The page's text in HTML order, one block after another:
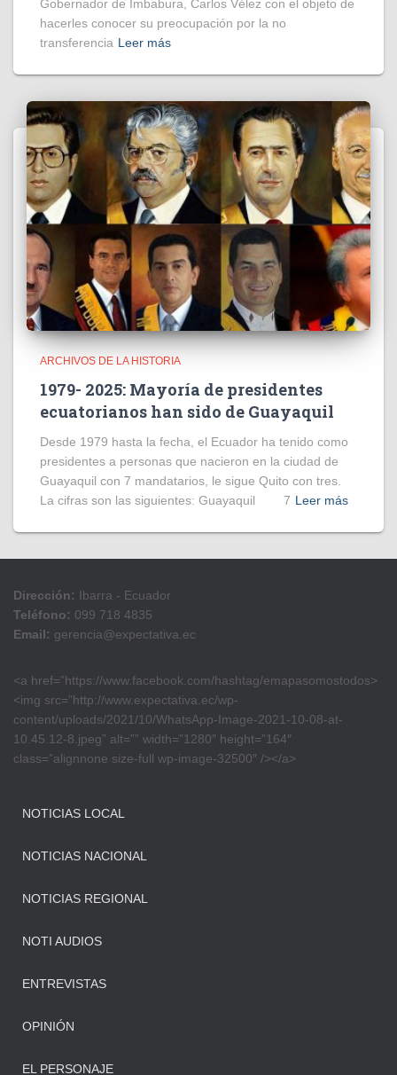
Gobernador de Imbabura, Carlos Vélez con el objeto de
hacerles conocer su preocupación por la no
transferencia Leer más
ARCHIVOS DE LA HISTORIA
1979- 2025: Mayoría de presidentes
ecuatorianos han sido de Guayaquil
Desde 1979 hasta la fecha, el Ecuador ha tenido como
presidentes a personas que nacieron en la ciudad de
Guayaquil con 7 mandatarios, le sigue Quito con tres.
La cifras son las siguientes: Guayaquil 7 Leer más
Dirección: Ibarra - Ecuador
Teléfono: 099 718 4835
Email: gerencia@expectativa.ec
<a href=”https://www.facebook.com/hashtag/emapasomostodos>
<img src=”http://www.expectativa.ec/wp-
content/uploads/2021/10/WhatsApp-Image-2021-10-08-at-
10.45.12-8.jpeg” alt=”” width=”1280″ height=”164″
class=”alignnone size-full wp-image-32500″ /></a>
NOTICIAS LOCAL
NOTICIAS NACIONAL
NOTICIAS REGIONAL
NOTI AUDIOS
ENTREVISTAS
OPINIÓN
EL PERSONAJE